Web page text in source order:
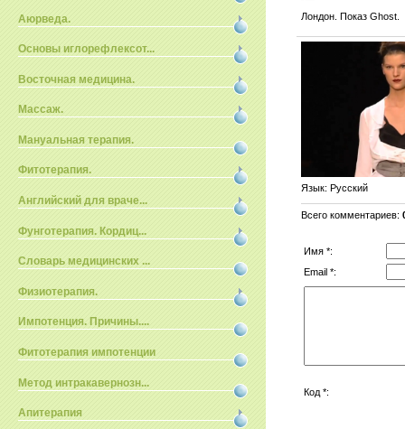
Аюрведа.
Основы иглорефлексот...
Восточная медицина.
Массаж.
Мануальная терапия.
Фитотерапия.
Английский для враче...
Фунготерапия. Кордиц...
Словарь медицинских ...
Физиотерапия.
Импотенция. Причины....
Фитотерапия импотенции
Метод интракавернозн...
Апитерапия
Лондон. Показ Ghost.
Язык: Русский
Всего комментариев:
Имя *:
Email *:
Код *: